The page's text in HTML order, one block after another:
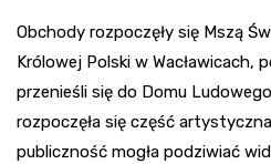
Obchody rozpoczęły się Mszą
Królowej Polski w Wacławicach,
przenieśli się do Domu
rozpoczęła się część
publiczność mogła podziwiać